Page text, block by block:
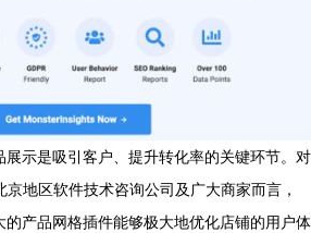
展示是吸引客户、提升转化率的关键环节。对
地区软件技术咨询公司及广大商家而言，
产品网格插件能够极大地优化店铺的用户体